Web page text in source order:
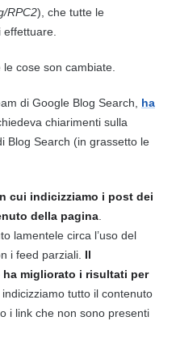
RPC2), che tutte le
cose son cambiate.
di Google Blog Search, ha
chiarimenti sulla
Blog Search (in grassetto le
cui indicizziamo i post dei
della pagina
lamentele circa l’uso del
i feed parziali. Il
migliorato i risultati per
indicizziamo tutto il contenuto
i link che non sono presenti